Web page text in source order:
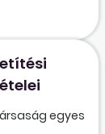
egyes